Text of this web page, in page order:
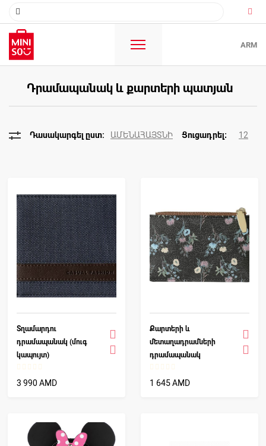
ARM
Դրամապանակ և քարտերի պատյան
ԱՄԵՆԱՀԱՅՏՆԻ 12
Տղամարդու
դրամապանակ (մուգ
կապույտ)
3 990 AMD
Քարտերի և
մետաղադրամների
դրամապանակ
1 645 AMD